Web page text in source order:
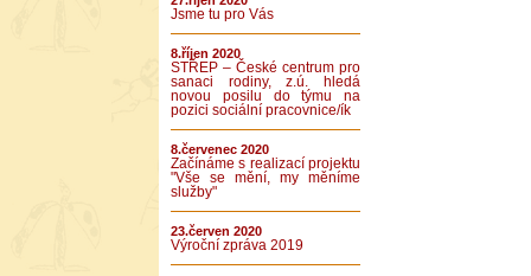
Jsme tu pro Vás
8.říjen 2020
STŘEP – České centrum pro
sanaci rodiny, z.ú. hledá
novou posilu do týmu na
pozici sociální pracovnice/ík
8.červenec 2020
Začínáme s realizací projektu
"Vše se mění, my měníme
služby"
23.červen 2020
Výroční zpráva 2019